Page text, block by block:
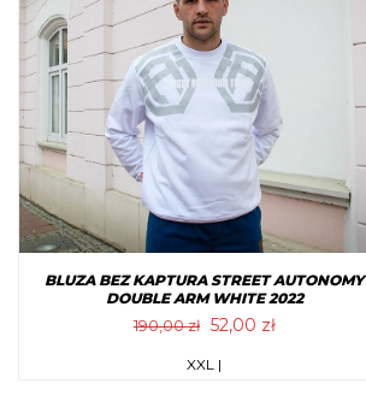
BLUZA BEZ KAPTURA STREET AUTONOMY
DOUBLE ARM WHITE 2022
190,00zł
Pierwotna
wynosiła:
52,00 złAktualna
Ten
XXL |